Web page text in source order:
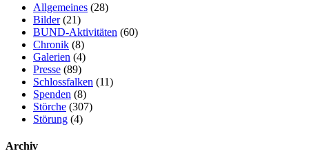
Allgemeines (28)
Bilder(21)
BUND-Aktivitäten (60)
Chronik (8)
Galerien (4)
Presse (89)
Schlossfalken (11)
Spenden (8)
Störche (307)
Störung (4)
Archiv